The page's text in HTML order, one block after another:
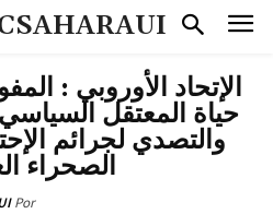
الإتحاد الأوروبي :
حياة المعتقل
والتصدي لجرائم
الصحراء
Por